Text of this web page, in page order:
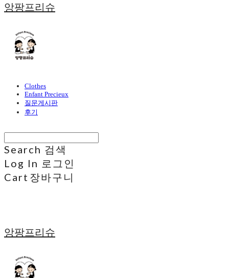
앙팡프리슈
Clothes
Enfant Precieux
질문게시판
후기
Search 검색
Log In 로그인
Cart 장바구니
앙팡프리슈